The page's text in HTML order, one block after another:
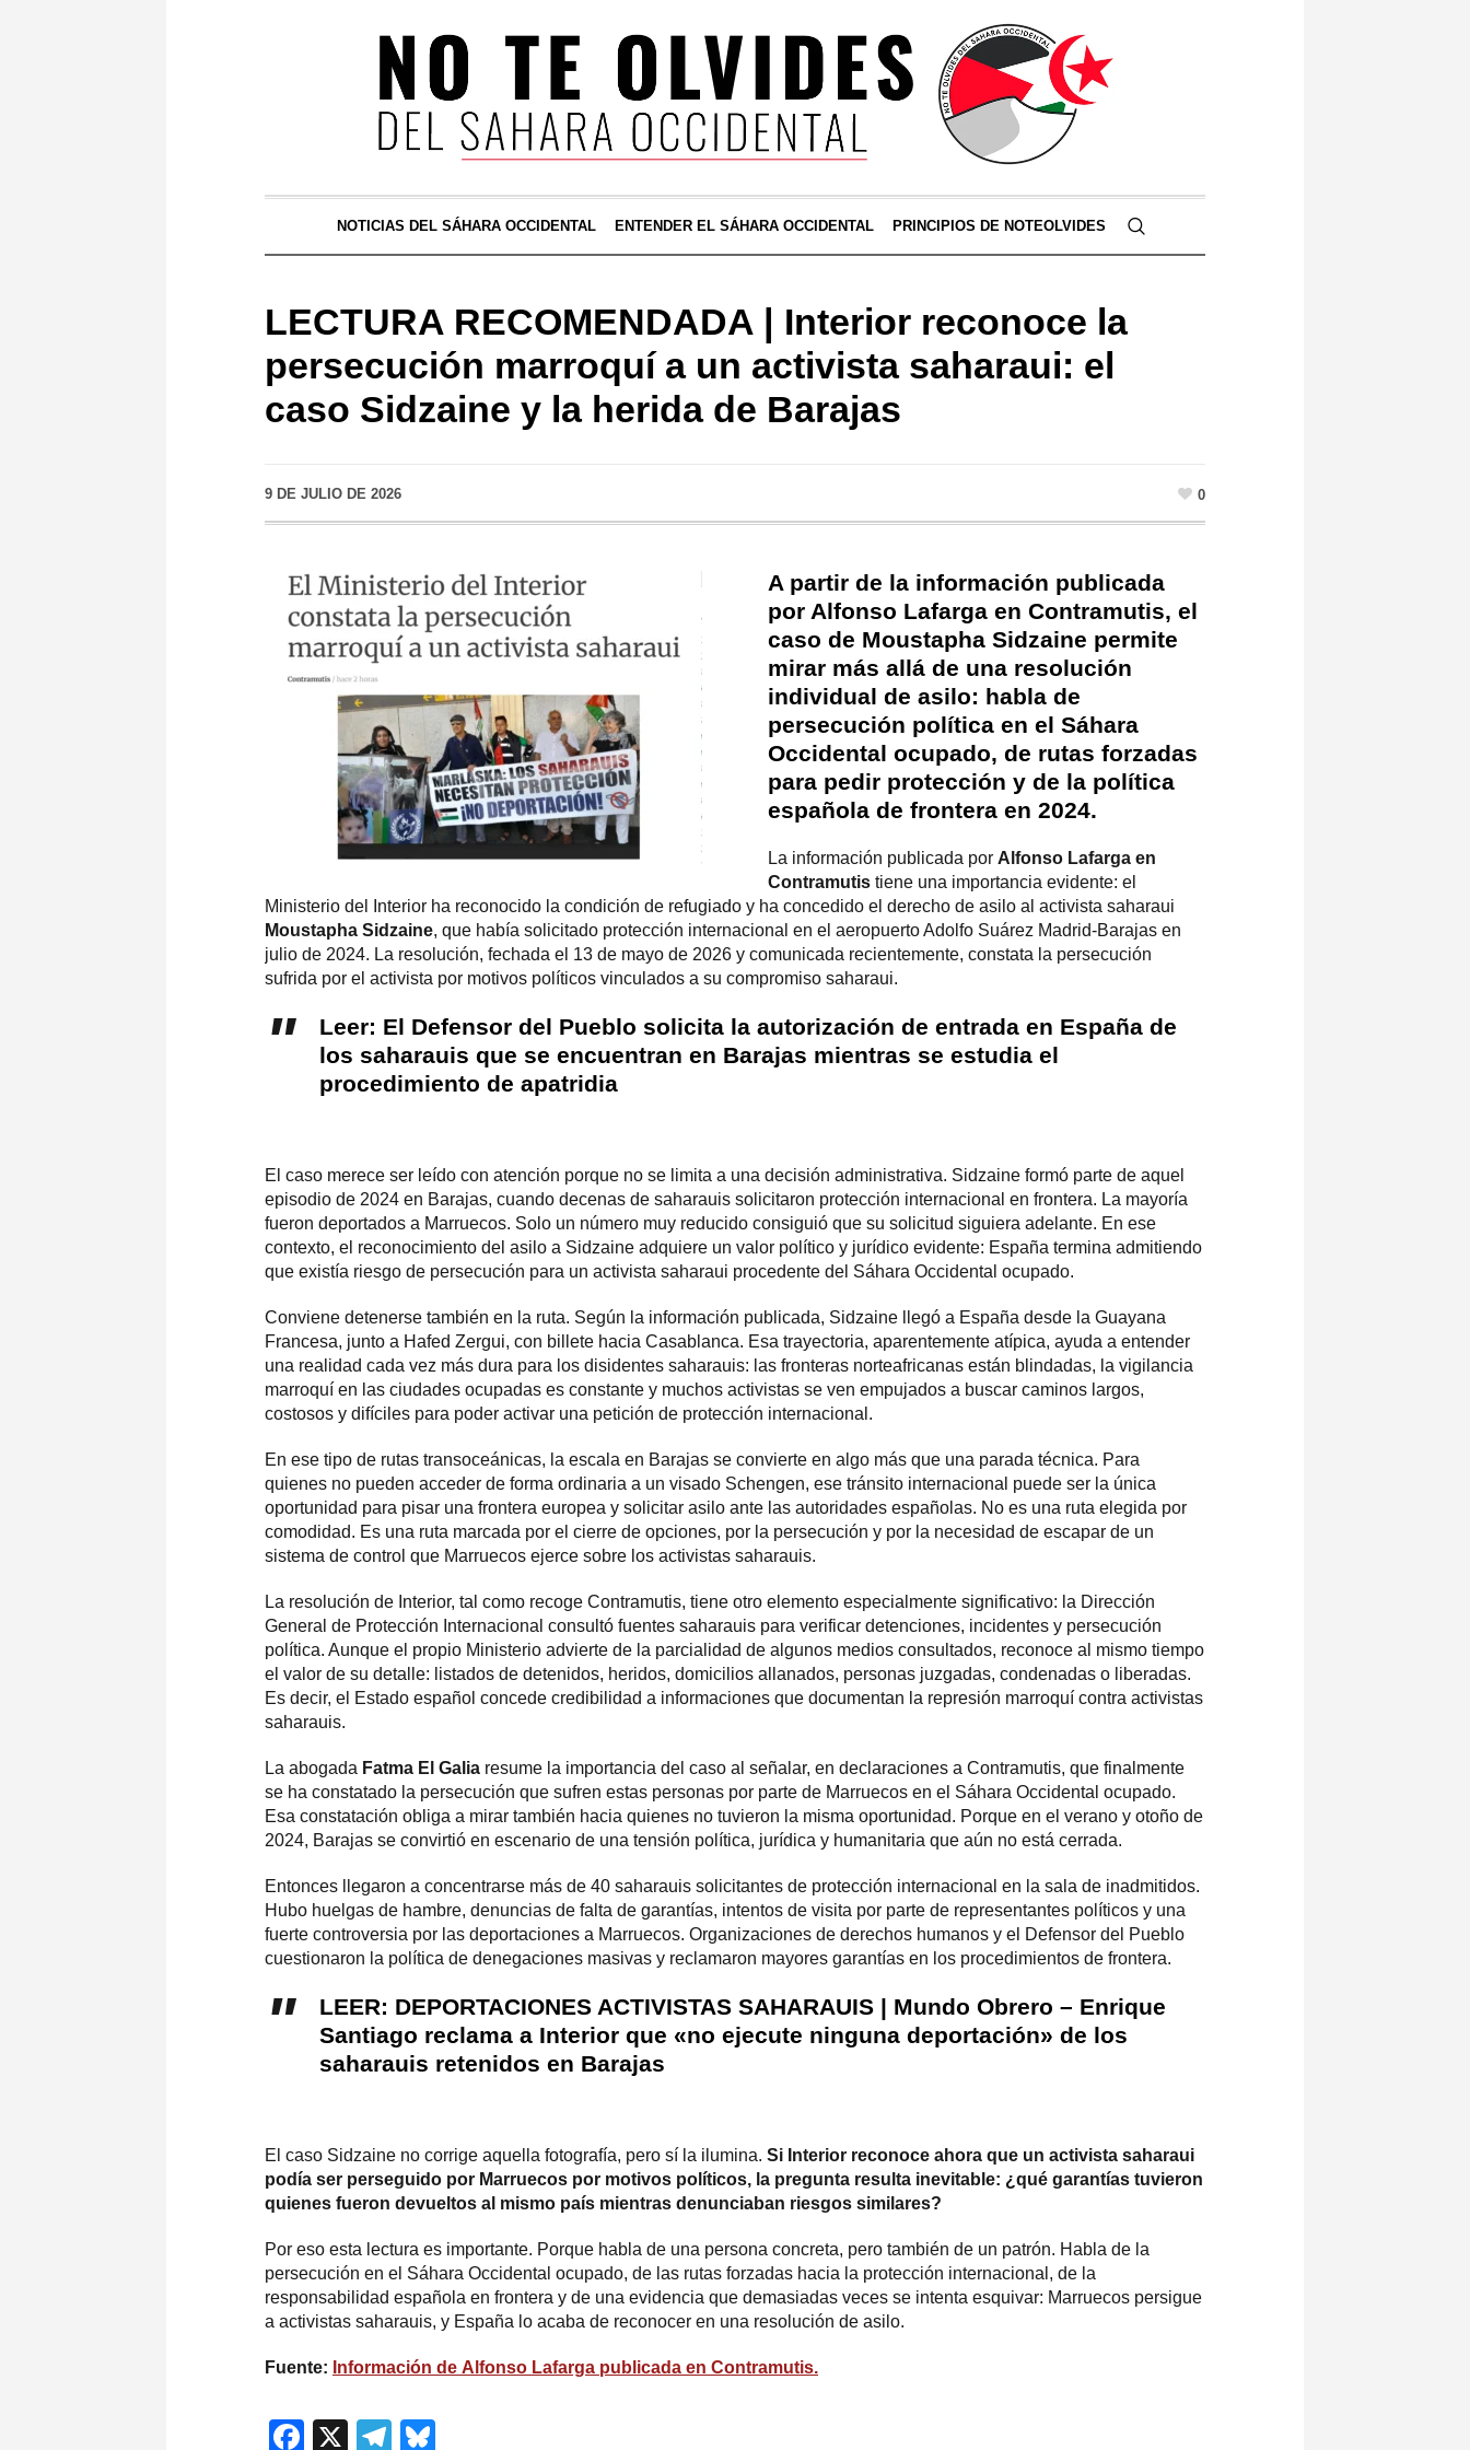
NOTICIAS DEL SÁHARA OCCIDENTAL ENTENDER EL SÁHARA OCCIDENTAL PRINCIPIOS DE NOTEOLVIDES
LECTURA RECOMENDADA | Interior reconoce la
persecución marroquí a un activista saharaui: el
caso Sidzaine y la herida de Barajas
9 DE JULIO DE 2026 0
A partir de la información publicada
por Alfonso Lafarga en Contramutis, el
caso de Moustapha Sidzaine permite
mirar más allá de una resolución
individual de asilo: habla de
persecución política en el Sáhara
Occidental ocupado, de rutas forzadas
para pedir protección y de la política
española de frontera en 2024.
La información publicada por Alfonso Lafarga en
Contramutis tiene una importancia evidente: el
Ministerio del Interior ha reconocido la condición de refugiado y ha concedido el derecho de asilo al activista saharaui
Moustapha Sidzaine, que había solicitado protección internacional en el aeropuerto Adolfo Suárez Madrid-Barajas en
julio de 2024. La resolución, fechada el 13 de mayo de 2026 y comunicada recientemente, constata la persecución
sufrida por el activista por motivos políticos vinculados a su compromiso saharaui.
Leer: El Defensor del Pueblo solicita la autorización de entrada en España de
los saharauis que se encuentran en Barajas mientras se estudia el
procedimiento de apatridia
El caso merece ser leído con atención porque no se limita a una decisión administrativa. Sidzaine formó parte de aquel
episodio de 2024 en Barajas, cuando decenas de saharauis solicitaron protección internacional en frontera. La mayoría
fueron deportados a Marruecos. Solo un número muy reducido consiguió que su solicitud siguiera adelante. En ese
contexto, el reconocimiento del asilo a Sidzaine adquiere un valor político y jurídico evidente: España termina admitiendo
que existía riesgo de persecución para un activista saharaui procedente del Sáhara Occidental ocupado.
Conviene detenerse también en la ruta. Según la información publicada, Sidzaine llegó a España desde la Guayana
Francesa, junto a Hafed Zergui, con billete hacia Casablanca. Esa trayectoria, aparentemente atípica, ayuda a entender
una realidad cada vez más dura para los disidentes saharauis: las fronteras norteafricanas están blindadas, la vigilancia
marroquí en las ciudades ocupadas es constante y muchos activistas se ven empujados a buscar caminos largos,
costosos y difíciles para poder activar una petición de protección internacional.
En ese tipo de rutas transoceánicas, la escala en Barajas se convierte en algo más que una parada técnica. Para
quienes no pueden acceder de forma ordinaria a un visado Schengen, ese tránsito internacional puede ser la única
oportunidad para pisar una frontera europea y solicitar asilo ante las autoridades españolas. No es una ruta elegida por
comodidad. Es una ruta marcada por el cierre de opciones, por la persecución y por la necesidad de escapar de un
sistema de control que Marruecos ejerce sobre los activistas saharauis.
La resolución de Interior, tal como recoge Contramutis, tiene otro elemento especialmente significativo: la Dirección
General de Protección Internacional consultó fuentes saharauis para verificar detenciones, incidentes y persecución
política. Aunque el propio Ministerio advierte de la parcialidad de algunos medios consultados, reconoce al mismo tiempo
el valor de su detalle: listados de detenidos, heridos, domicilios allanados, personas juzgadas, condenadas o liberadas.
Es decir, el Estado español concede credibilidad a informaciones que documentan la represión marroquí contra activistas
saharauis.
La abogada Fatma El Galia resume la importancia del caso al señalar, en declaraciones a Contramutis, que finalmente
se ha constatado la persecución que sufren estas personas por parte de Marruecos en el Sáhara Occidental ocupado.
Esa constatación obliga a mirar también hacia quienes no tuvieron la misma oportunidad. Porque en el verano y otoño de
2024, Barajas se convirtió en escenario de una tensión política, jurídica y humanitaria que aún no está cerrada.
Entonces llegaron a concentrarse más de 40 saharauis solicitantes de protección internacional en la sala de inadmitidos.
Hubo huelgas de hambre, denuncias de falta de garantías, intentos de visita por parte de representantes políticos y una
fuerte controversia por las deportaciones a Marruecos. Organizaciones de derechos humanos y el Defensor del Pueblo
cuestionaron la política de denegaciones masivas y reclamaron mayores garantías en los procedimientos de frontera.
LEER: DEPORTACIONES ACTIVISTAS SAHARAUIS | Mundo Obrero – Enrique
Santiago reclama a Interior que «no ejecute ninguna deportación» de los
saharauis retenidos en Barajas
El caso Sidzaine no corrige aquella fotografía, pero sí la ilumina. Si Interior reconoce ahora que un activista saharaui
podía ser perseguido por Marruecos por motivos políticos, la pregunta resulta inevitable: ¿qué garantías tuvieron
quienes fueron devueltos al mismo país mientras denunciaban riesgos similares?
Por eso esta lectura es importante. Porque habla de una persona concreta, pero también de un patrón. Habla de la
persecución en el Sáhara Occidental ocupado, de las rutas forzadas hacia la protección internacional, de la
responsabilidad española en frontera y de una evidencia que demasiadas veces se intenta esquivar: Marruecos persigue
a activistas saharauis, y España lo acaba de reconocer en una resolución de asilo.
Fuente: Información de Alfonso Lafarga publicada en Contramutis.
Facebook
X Telegram